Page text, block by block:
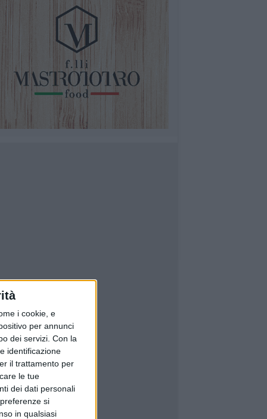
i cookie, e
per annunci
dei servizi. Con la
identificazione
il trattamento per
le tue
dei dati personali
si
in qualsiasi